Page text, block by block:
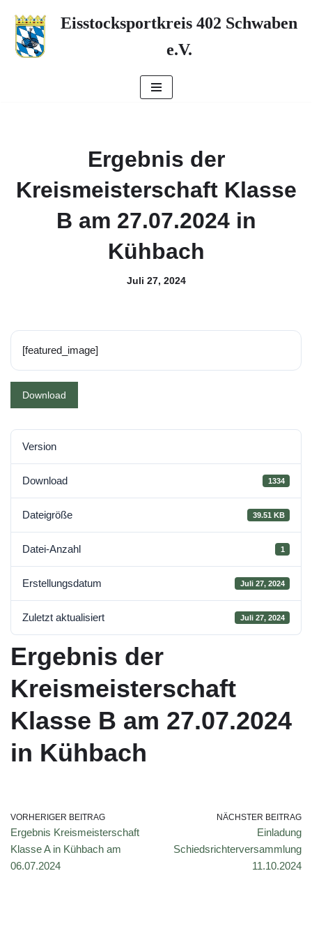
Zum
Inhalt
Eisstocksportkreis 402 Schwaben
e.V.
Ergebnis der
Kreismeisterschaft Klasse
B am 27.07.2024 in
Kühbach
Juli 27, 2024
[featured_image]
Download
Version
Download 1334
Dateigröße 39.51 KB
Datei-Anzahl 1
Erstellungsdatum Juli 27, 2024
Zuletzt aktualisiert Juli 27, 2024
Ergebnis der
Kreismeisterschaft
Klasse B am 27.07.2024
in Kühbach
VORHERIGER BEITRAG
Ergebnis Kreismeisterschaft
Klasse A in Kühbach am
06.07.2024
NÄCHSTER BEITRAG
Einladung
Schiedsrichterversammlung
11.10.2024